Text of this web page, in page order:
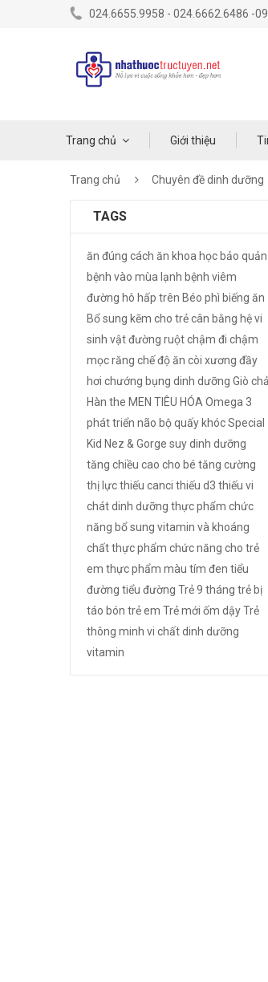
024.6655.9958 - 024.6662.6486 -
Trang chủ Giới thiệu
Trang chủ Chuyên đề dinh dưỡng
TAGS
ăn đúng cách ăn khoa học bảo quản
bệnh vào mùa lạnh bệnh viêm
đường hô hấp trên Béo phì biếng ăn
Bổ sung kẽm cho trẻcân bằng hệ vi
sinh vật đường ruộtchậm đi chậm
mọc răng chế độ ăn còi xương đầy
hơi chướng bụng dinh dưỡng Giò chả
Hàn the MEN TIÊU HÓA Omega 3
phát triển não bộquấy khócSpecial
Kid Nez & Gorge suy dinh dưỡng
tăng chiều cao cho bé tăng cường
thị lựcthiếu canci thiếu d3 thiếu vi
chát dinh dưỡng thực phẩm chức
năng bổ sung vitamin và khoáng
chấtthực phẩm chức năng cho trẻ
em thực phẩm màu tím đen tiểu
đường tiểu đường Trẻ 9 tháng trẻ bị
táo bón trẻ em Trẻ mới ốm dậyTrẻ
thông minh vi chất dinh dưỡng
vitamin